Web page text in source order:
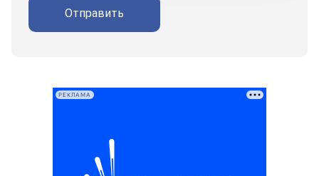
Отправить
РЕКЛАМА